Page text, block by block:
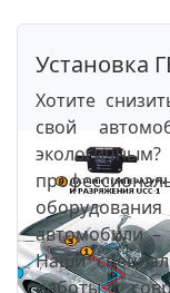
Установка
Хотите
свой
автомобили –
Наши
работы с